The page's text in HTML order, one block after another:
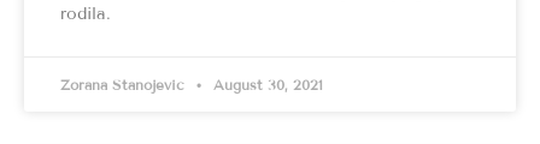
rodila.
Zorana Stanojević August 30, 2021